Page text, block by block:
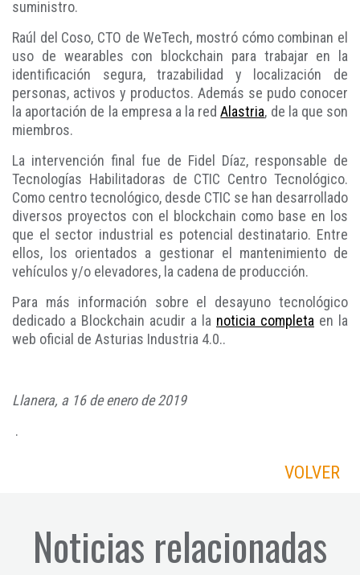
suministro.
Raúl del Coso, CTO de WeTech, mostró cómo combinan el
uso de wearables con blockchain para trabajar en la
identificación segura, trazabilidad y localización de
personas, activos y productos. Además se pudo conocer
la aportación de la empresa a la redAlastria, de la que son
miembros.
La intervención final fue de Fidel Díaz, responsable de
Tecnologías Habilitadoras de CTIC Centro Tecnológico.
Como centro tecnológico, desde CTIC se han desarrollado
diversos proyectos con el blockchain como base en los
que el sector industrial es potencial destinatario. Entre
ellos, los orientados a gestionar el mantenimiento de
vehículos y/o elevadores, la cadena de producción.
Para más información sobre el desayuno tecnológico
dedicado a Blockchain acudir a la noticia completa en la
web oficial de Asturias Industria 4.0..
Llanera, a 16 de enero de 2019
.
VOLVER
Noticias relacionadas